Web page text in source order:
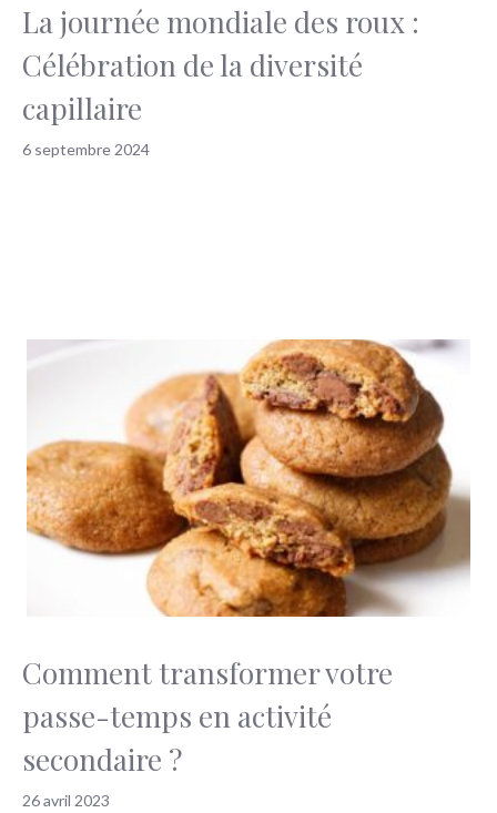
La journée mondiale des roux :
Célébration de la diversité
capillaire
6 septembre 2024
Comment transformer votre
passe-temps en activité
secondaire ?
26 avril 2023